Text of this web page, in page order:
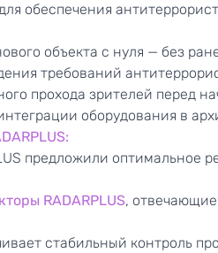
обеспечения
объекта с нуля — без
требований
прохода зрителей перед
оборудования в
предложили оптимальное
RADARPLUS,
стабильный контроль